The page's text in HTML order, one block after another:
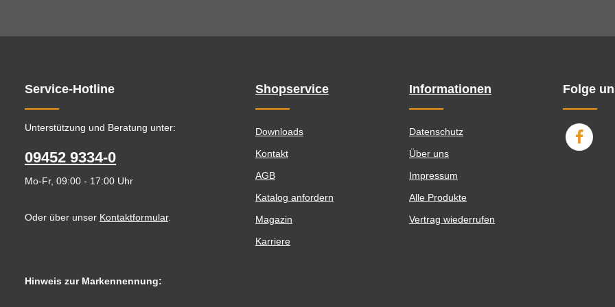
Service-Hotline
Unterstützung und Beratung unter:
09452 9334-0
Mo-Fr, 09:00 - 17:00 Uhr
Oder über unser Kontaktformular.
Shopservice
Downloads
Kontakt
AGB
Katalog anfordern
Magazin
Karriere
Informationen
Datenschutz
Über uns
Impressum
Alle Produkte
Vertrag wiederrufen
Folge
Hinweis zur Markennennung: